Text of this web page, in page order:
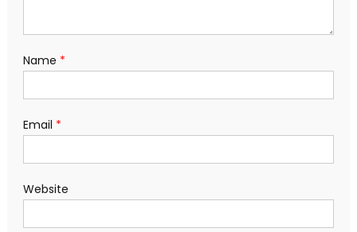
Name *
Email *
Website